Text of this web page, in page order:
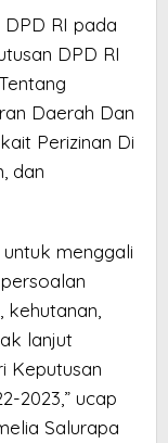
RI pada
DPD RI
Daerah Dan
Perizinan Di
dan
untuk menggali
lanjut
Keputusan
2023,” ucap
Salurapa